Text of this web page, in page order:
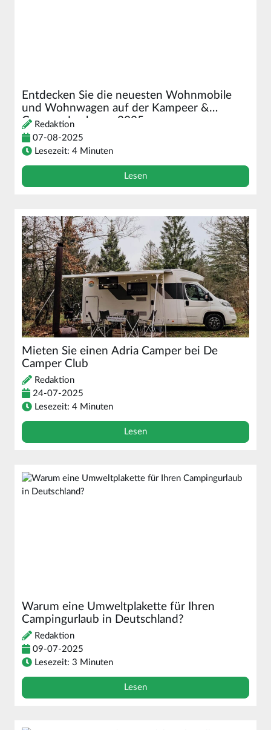
Entdecken Sie die neuesten Wohnmobile
und Wohnwagen auf der Kampeer &
Caravan Jaarbeurs 2025
Redaktion
07-08-2025
Lesezeit: 4 Minuten
Lesen
Mieten Sie einen Adria Camper bei De
Camper Club
Redaktion
24-07-2025
Lesezeit: 4 Minuten
Lesen
Warum eine Umweltplakette für Ihren
Campingurlaub in Deutschland?
Redaktion
09-07-2025
Lesezeit: 3 Minuten
Lesen